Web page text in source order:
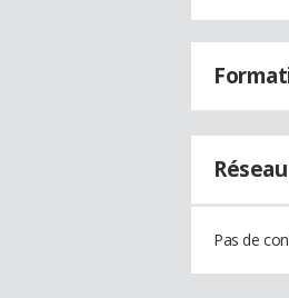
Réseau
Pas de